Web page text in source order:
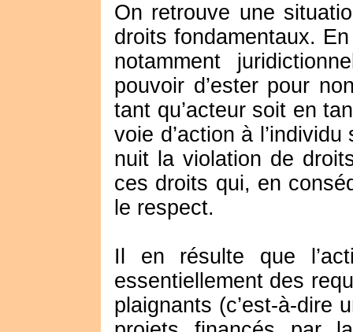
On retrouve une
droits fondamentaux.
notamment
pouvoir d’ester pour
tant qu’acteur soit en
voie d’action à
nuit la violation de
ces droits qui, en
le respect.
Il en résulte que
essentiellement des
plaignants (c’est-à-dire